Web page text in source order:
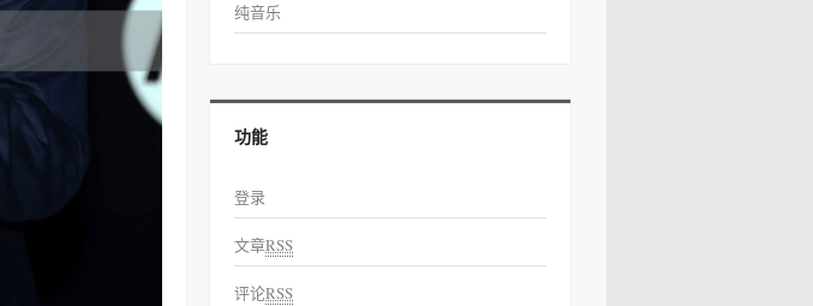
纯音乐
功能
登录
文章RSS
评论RSS